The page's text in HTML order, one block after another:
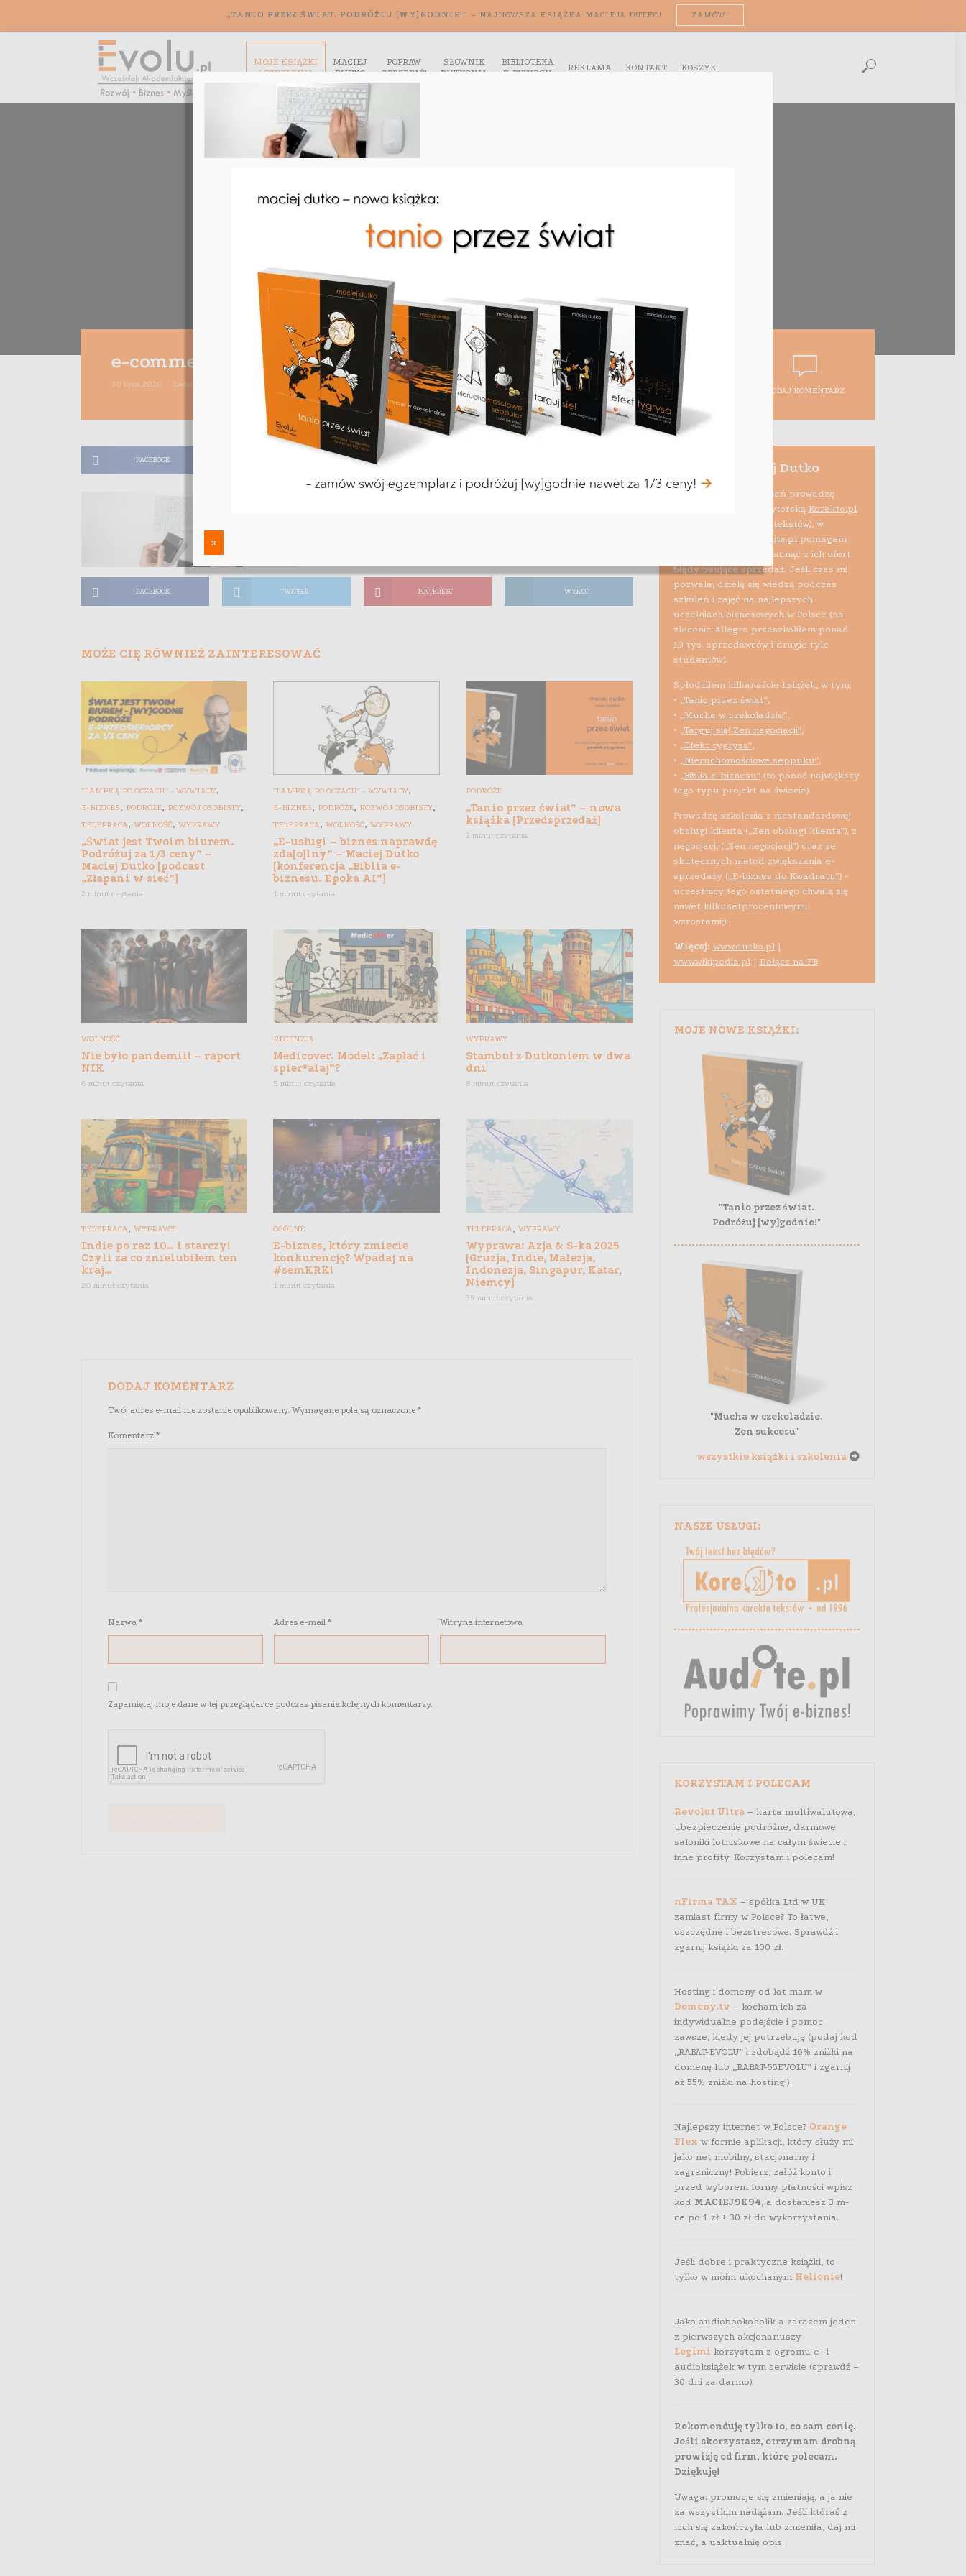
„TANIO PRZEZ ŚWIAT. PODRÓŻUJ [WY]GODNIE!” – NAJNOWSZA KSIĄŻKA MACIEJA DUTKO! ZAMÓW!
MOJE KSIĄŻKI
I SZKOLENIA
MACIEJ
DUTKO
POPRAW
SPRZEDAŻ!
SŁOWNIK
DUTKONIA
BIBLIOTEKA
E-BIZNESU
REKLAMA KONTAKT KOSZYK
e-commerce
30 lipca 2020 Dodaj komentarz Maciej Dutko 1 minut czytania
DODAJ KOMENTARZ
FACEBOOK
FACEBOOK TWITTER PINTEREST WYKOP
MOŻE CIĘ RÓWNIEŻ ZAINTERESOWAĆ
"LAMPKĄ PO OCZACH" - WYWIADY,
E-BIZNES, PODRÓŻE, ROZWÓJ OSOBISTY,
TELEPRACA, WOLNOŚĆ, WYPRAWY
„Świat jest Twoim biurem.
Podróżuj za 1/3 ceny” –
Maciej Dutko [podcast
„Złapani w sieć”]
2 minut czytania
"LAMPKĄ PO OCZACH" - WYWIADY,
E-BIZNES, PODRÓŻE, ROZWÓJ OSOBISTY,
TELEPRACA,WOLNOŚĆ,WYPRAWY
„E-usługi – biznes naprawdę
zda[o]lny” – Maciej Dutko
[konferencja „Biblia e-
biznesu. Epoka AI”]
1 minut czytania
PODRÓŻE
„Tanio przez świat” – nowa
książka [Przedsprzedaż]
2 minut czytania
WOLNOŚĆ
Nie było pandemii! – raport
NIK
6 minut czytania
RECENZJA
Medicover. Model: „Zapłać i
spier*alaj”?
5 minut czytania
WYPRAWY
Stambuł z Dutkoniem w dwa
dni
8 minut czytania
TELEPRACA, WYPRAWY
Indie po raz 10… i starczy!
Czyli za co znielubiłem ten
kraj…
20 minut czytania
OGÓLNE
E-biznes, który zmiecie
konkurencję? Wpadaj na
#semKRK!
1 minut czytania
TELEPRACA,WYPRAWY
Wyprawa: Azja & S-ka 2025
[Gruzja, Indie, Malezja,
Indonezja, Singapur, Katar,
Niemcy]
39 minut czytania
DODAJ KOMENTARZ
Twój adres e-mail nie zostanie opublikowany. Wymagane pola są oznaczone *
Komentarz *
Nazwa * Adres e-mail * Witryna internetowa
Zapamiętaj moje dane w tej przeglądarce podczas pisania kolejnych komentarzy.
Maciej Dutko
Na co dzień prowadzę
firmę edytorską Korekto.pl
(korekta tekstów), w
Audite.plpomagam
też e-sprzedawcom usunąć z ich ofert
błędy psujące sprzedaż. Jeśli czas mi
pozwala, dzielę się wiedzą podczas
szkoleń i zajęć na najlepszych
uczelniach biznesowych w Polsce (na
zlecenie Allegro przeszkoliłem ponad
10 tys. sprzedawców i drugie tyle
studentów).
Spłodziłem kilkanaście książek, w tym:
• „Tanio przez świat”,
• „Mucha w czekoladzie”,
• „Targuj się! Zen negocjacji”,
• „Efekt tygrysa”,
• „Nieruchomościowe seppuku”,
• „Biblia e-biznesu”(to ponoć największy
tego typu projekt na świecie).
Prowadzę szkolenia z niestandardowej
obsługi klienta („Zen obsługi klienta”), z
negocjacji („Zen negocjacji”) oraz ze
skutecznych metod zwiększania e-
sprzedaży („E-biznes do Kwadratu”) -
uczestnicy tego ostatniego chwalą się
nawet kilkusetprocentowymi
wzrostami;).
Więcej: www.dutko.pl|
www.wikipedia.pl| Dołącz na FB
MOJE NOWE KSIĄŻKI:
"Tanio przez świat.
Podróżuj [wy]godnie!"
"Mucha w czekoladzie.
Zen sukcesu"
wszystkie książki i szkolenia
NASZE USŁUGI:
KORZYSTAM I POLECAM
Revolut Ultra– karta multiwalutowa,
ubezpieczenie podróżne, darmowe
saloniki lotniskowe na całym świecie i
inne profity. Korzystam i polecam!
nFirma TAX – spółka Ltd w UK
zamiast firmy w Polsce? To łatwe,
oszczędne i bezstresowe. Sprawdź i
zgarnij książki za 100 zł.
Hosting i domeny od lat mam w
Domeny.tv – kocham ich za
indywidualne podejście i pomoc
zawsze, kiedy jej potrzebuję (podaj kod
„RABAT-EVOLU” i zdobądź 10% zniżki na
domenę lub „RABAT-55EVOLU” i zgarnij
aż 55% zniżki na hosting!)
Najlepszy internet w Polsce? Orange
Flex w formie aplikacji, który służy mi
jako net mobilny, stacjonarny i
zagraniczny! Pobierz, załóż konto i
przed wyborem formy płatności wpisz
kod MACIEJ9K94, a dostaniesz 3 m-
ce po 1 zł + 30 zł do wykorzystania.
Jeśli dobre i praktyczne książki, to
tylko w moim ukochanym Helionie!
Jako audiobookoholik a zarazem jeden
z pierwszych akcjonariuszy
Legimi korzystam z ogromu e- i
audioksiążek w tym serwisie (sprawdź –
30 dni za darmo).
Rekomenduję tylko to, co sam cenię.
Jeśli skorzystasz, otrzymam drobną
prowizję od firm, które polecam.
Dziękuję!
Uwaga: promocje się zmieniają, a ja nie
za wszystkim nadążam. Jeśli któraś z
nich się zakończyła lub zmieniła, daj mi
znać, a uaktualnię opis.
x